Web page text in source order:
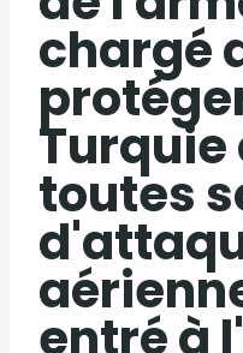
chargé
toutes
entré à